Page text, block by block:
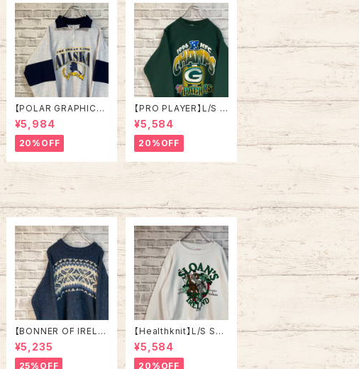
【POLAR GRAPHICS】
L/S HalfZip Sweat X
L Made in USA 90s
“ALASKA” スーベニア
ハーフジップスウェット
トレーナー アラスカ お
土産モノ vintage ヴィ
ンテージ アメリカ USA
古着
¥5,984
20%OFF
【PRO PLAYER】L/S S
weat L相当 90s Mad
e in USA “PACKERS”
NFL チームモノ スウェ
ット トレーナー USA製
チームロゴ 1996 CHA
MPS 優勝記念 深緑 ア
メリカ USA 古着
¥5,584
20%OFF
【BONNER OF IRELA
ND】Hand Knit L相当
Made in IRELAND “E
URO LINE” デザインニ
¥5,235
25%OFF
【Healthknit】L/S Sw
eat L相当 80s Made
in USA アイルランド ス
ーベニア ホース 馬 ス
¥5,584
20%OFF